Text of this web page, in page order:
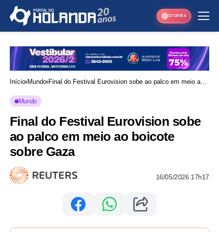
STORIES
Início Mundo Final do Festival Eurovision sobe ao palco em meio ao
Mundo
Final do Festival Eurovision sobe
ao palco em meio ao boicote
sobre Gaza
16/05/2026 17h17